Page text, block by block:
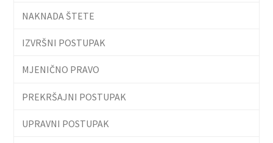
NAKNADA ŠTETE
IZVRŠNI POSTUPAK
MJENIČNO PRAVO
PREKRŠAJNI POSTUPAK
UPRAVNI POSTUPAK